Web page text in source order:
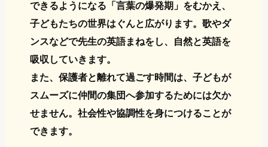
できるようになる「言葉の爆発期」をむかえ、
子どもたちの世界はぐんと広がります。歌やダ
ンスなどで先生の英語まねをし、自然と英語を
吸収していきます。
また、保護者と離れて過ごす時間は、子どもが
スムーズに仲間の集団へ参加するためには欠か
せません。社会性や協調性を身につけることが
できます。